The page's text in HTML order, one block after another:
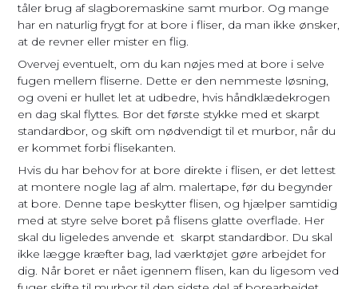
tåler brug af slagboremaskine samt murbor. Og mange
har en naturlig frygt for at bore i fliser, da man ikke ønsker,
at de revner eller mister en flig.
Overvej eventuelt, om du kan nøjes med at bore i selve
fugen mellem fliserne. Dette er den nemmeste løsning,
og oveni er hullet let at udbedre, hvis håndklædekrogen
en dag skal flyttes. Bor det første stykke med et skarpt
standardbor, og skift om nødvendigt til et murbor, når du
er kommet forbi flisekanten.
Hvis du har behov for at bore direkte i flisen, er det lettest
at montere nogle lag af alm. malertape, før du begynder
at bore. Denne tape beskytter flisen, og hjælper samtidig
med at styre selve boret på flisens glatte overflade. Her
skal du ligeledes anvende et skarpt standardbor. Du skal
ikke lægge kræfter bag, lad værktøjet gøre arbejdet for
dig. Når boret er nået igennem flisen, kan du ligesom ved